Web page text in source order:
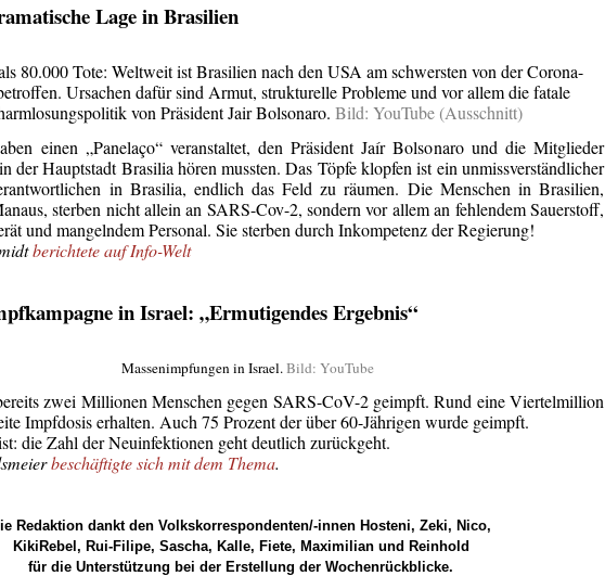
Lage in Brasilien
80.000 Tote: Weltweit ist Brasilien nach den USA am schwersten von der Corona-
Ursachen dafür sind Armut, strukturelle Probleme und vor allem die fatale
von Präsident Jair Bolsonaro. Bild: YouTube (Ausschnitt)
einen „Panelaço“ veranstaltet, den Präsident Jaír Bolsonaro und die Mitglieder
der Hauptstadt Brasilia hören mussten. Das Töpfe klopfen ist ein unmissverständlicher
in Brasilia, endlich das Feld zu räumen. Die Menschen in Brasilien,
sterben nicht allein an SARS-Cov-2, sondern vor allem an fehlendem Sauerstoff,
und mangelndem Personal. Sie sterben durch Inkompetenz der Regierung!
berichtete auf Info-Welt
in Israel: „Ermutigendes Ergebnis“
Massenimpfungen in Israel.Bild: YouTube
zwei Millionen Menschen gegen SARS-CoV-2 geimpft. Rund eine Viertelmillion
Impfdosis erhalten. Auch 75 Prozent der über 60-Jährigen wurde geimpft.
die Zahl der Neuinfektionen geht deutlich zurückgeht.
beschäftigte sich mit dem Thema.
Redaktion dankt den Volkskorrespondenten/-innen Hosteni, Zeki, Nico,
KikiRebel, Rui-Filipe, Sascha, Kalle, Fiete, Maximilian und Reinhold
für die Unterstützung bei der Erstellung der Wochenrückblicke.